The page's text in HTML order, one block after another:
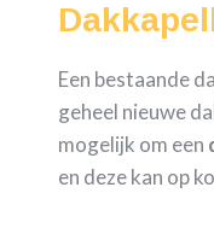
Een bestaande
geheel nieuwe
mogelijk om een
en deze kan op